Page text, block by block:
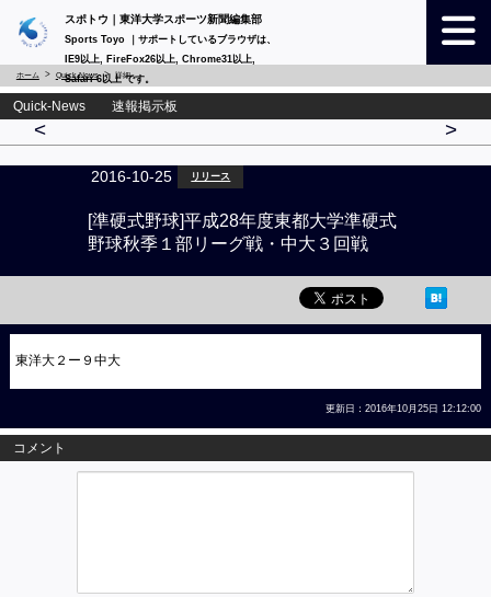
スポトウ｜東洋大学スポーツ新聞編集部
Sports Toyo ｜サポートしているブラウザは、
IE9以上, FireFox26以上, Chrome31以上,
Safari 6以上 です。
ホーム Quick-News 詳細
Quick-News 速報掲示板
< >
2016-10-25 リリース
[準硬式野球]平成28年度東都大学準硬式
野球秋季１部リーグ戦・中大３回戦
東洋大２ー９中大
更新日：2016年10月25日 12:12:00
コメント